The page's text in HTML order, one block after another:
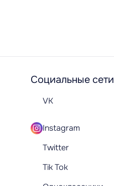
Социальные сети
VK
Instagram
Twitter
Tik Tok